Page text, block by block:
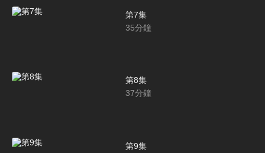
第7集
35分鐘
第8集
37分鐘
第9集